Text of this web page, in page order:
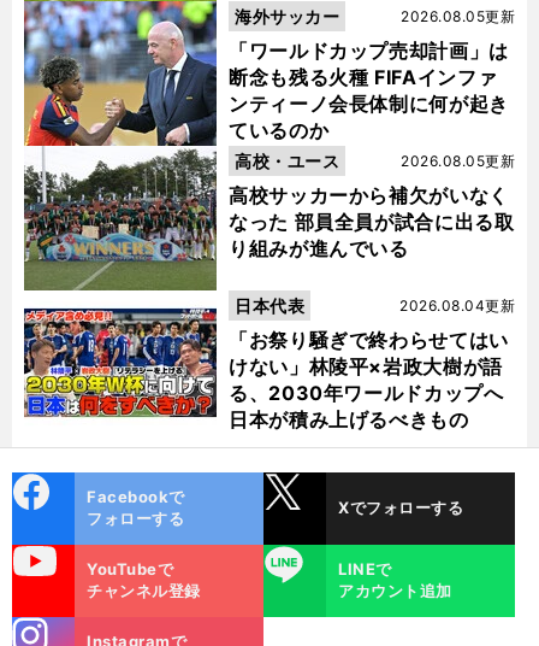
「ワールドカップ売却計画」は
断念も残る火種 FIFAインファ
ンティーノ会長体制に何が起き
ているのか
2026.08.05更新
海外サッカー
高校サッカーから補欠がいなく
なった 部員全員が試合に出る取
り組みが進んでいる
2026.08.05更新
高校・ユース
「お祭り騒ぎで終わらせてはい
けない」林陵平×岩政大樹が語
る、2030年ワールドカップへ
日本が積み上げるべきもの
2026.08.04更新
日本代表
ok
Facebookで
フォローする
Xでフォローする
YouTubeで
チャンネル登録
LINE
LINEで
アカウント追加
Instagramで